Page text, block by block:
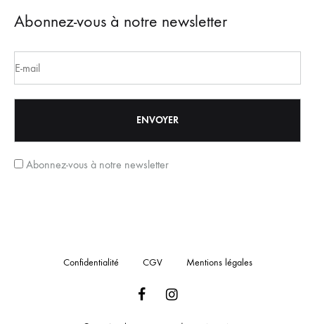
Abonnez-vous à notre newsletter
Abonnez-vous à notre newsletter
Confidentialité CGV Mentions légales
FacebookInstagram